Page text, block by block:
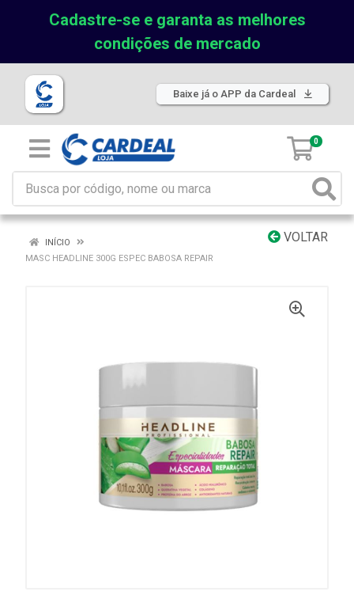
Cadastre-se e garanta as melhores
condições de mercado
Baixe já o APP da Cardeal
0
VOLTAR
INÍCIO
MASC HEADLINE 300G ESPEC BABOSA REPAIR